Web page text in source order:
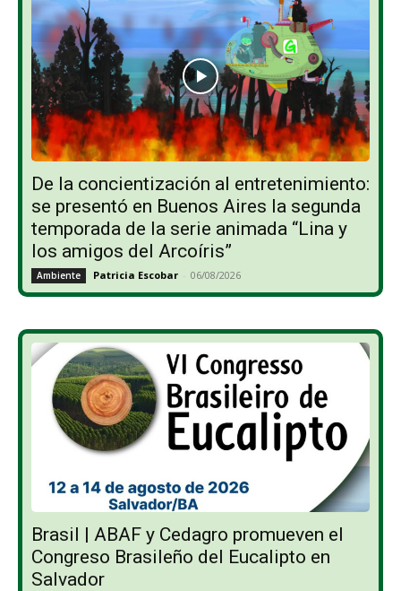
De la concientización al entretenimiento:
se presentó en Buenos Aires la segunda
temporada de la serie animada “Lina y
los amigos del Arcoíris”
Ambiente Patricia Escobar - 06/08/2026
Brasil | ABAF y Cedagro promueven el
Congreso Brasileño del Eucalipto en
Salvador